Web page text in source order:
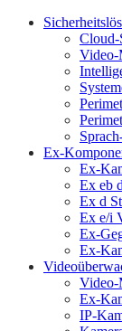
Cloud-
Video-
Ex-
Ex-
Ex eb
Ex d
Ex e/i
Ex-
Ex-
Video-
Ex-
IP-